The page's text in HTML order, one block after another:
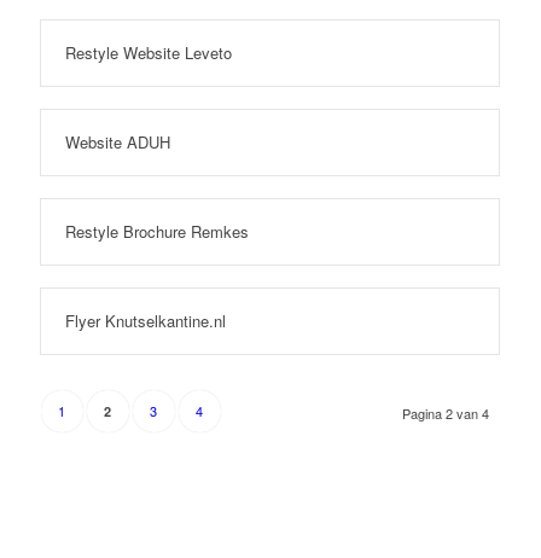
Restyle Website Leveto
Website ADUH
Restyle Brochure Remkes
Flyer Knutselkantine.nl
Pagina 2 van 4
1 2 3 4